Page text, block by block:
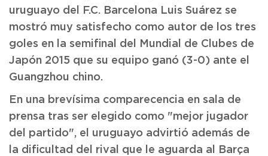
uruguayo del F.C. Barcelona Luis Suárez se
mostró muy satisfecho como autor de los tres
goles en la semifinal del Mundial de Clubes de
Japón 2015 que su equipo ganó (3-0) ante el
Guangzhou chino.
En una brevísima comparecencia en sala de
prensa tras ser elegido como "mejor jugador
del partido", el uruguayo advirtió además de
la dificultad del rival que le aguarda al Barça